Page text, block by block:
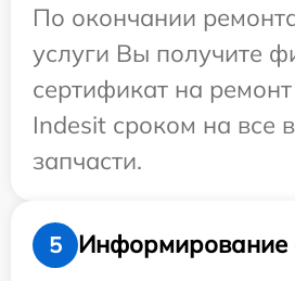
По окончании
услуги Вы получите
сертификат на ремонт
Indesit сроком на все
запчасти.
5
Информирование